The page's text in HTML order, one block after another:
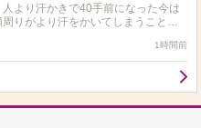
より汗かきで40手前になった今は
りがより汗をかいてしまうこと
じがします。同じような…
1時間前